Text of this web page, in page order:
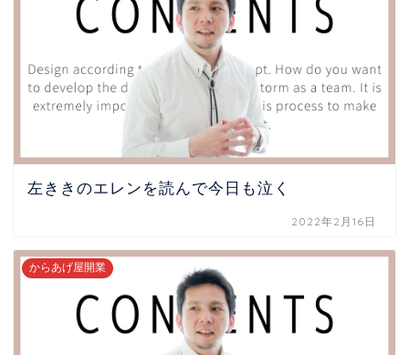
左ききのエレンを読んで今日も泣く
2022年2月16日
からあげ屋開業